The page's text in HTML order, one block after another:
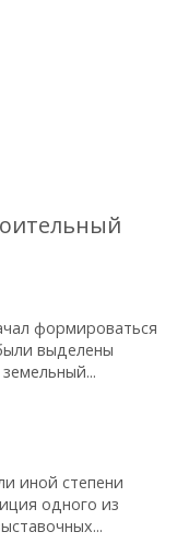
формироваться
выделены
иной степени
одного из